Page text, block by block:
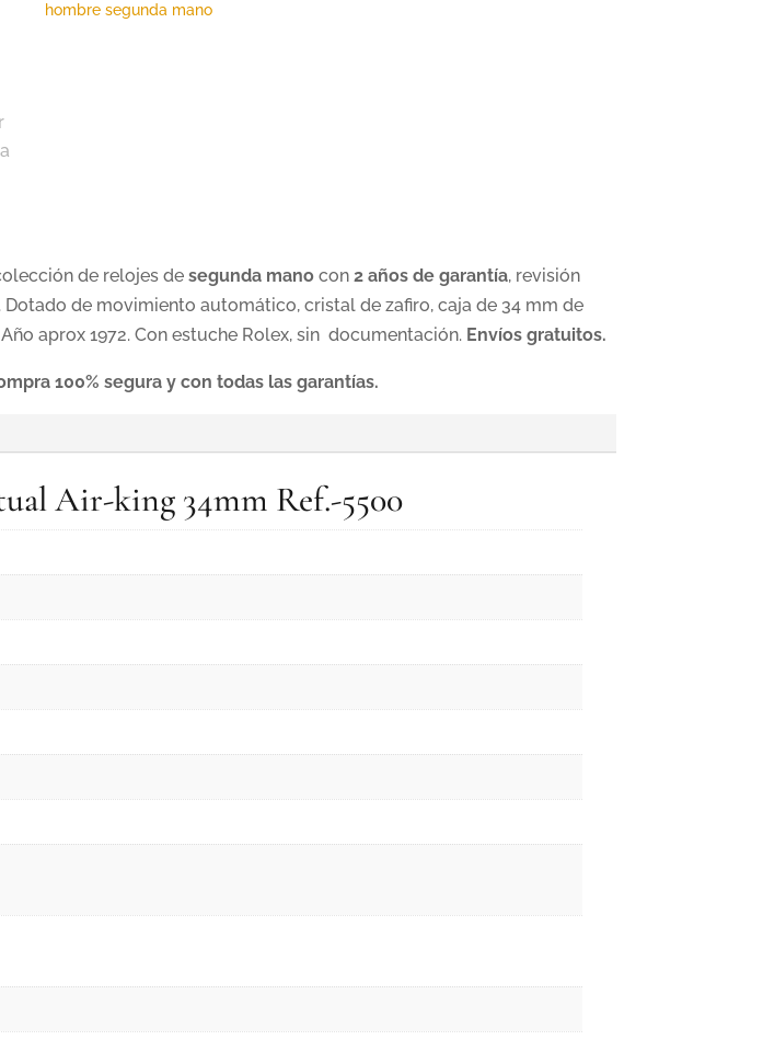
hombre segunda mano
de relojes desegunda mano con2 años de garantía, revisión
de movimiento automático, cristal de zafiro, caja de 34 mm de
aprox 1972. Con estuche Rolex, sin documentación. Envíos gratuitos.
100% segura y con todas las garantías.
Air-king 34mm Ref.-5500